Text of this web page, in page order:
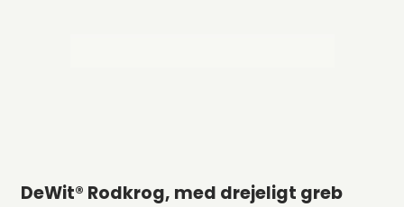
DeWit® Rodkrog, med drejeligt greb